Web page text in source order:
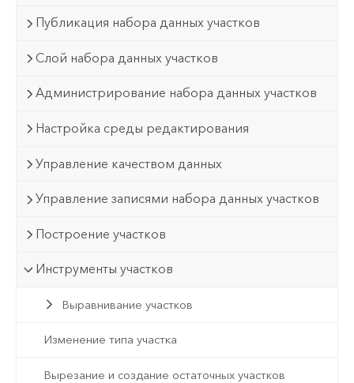
Публикация набора данных участков
Слой набора данных участков
Администрирование набора данных участков
Настройка среды редактирования
Управление качеством данных
Управление записями набора данных участков
Построение участков
Инструменты участков
Выравнивание участков
Изменение типа участка
Вырезание и создание остаточных участков